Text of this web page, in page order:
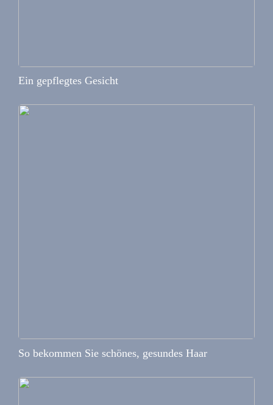
Ein gepflegtes Gesicht
So bekommen Sie schönes, gesundes Haar